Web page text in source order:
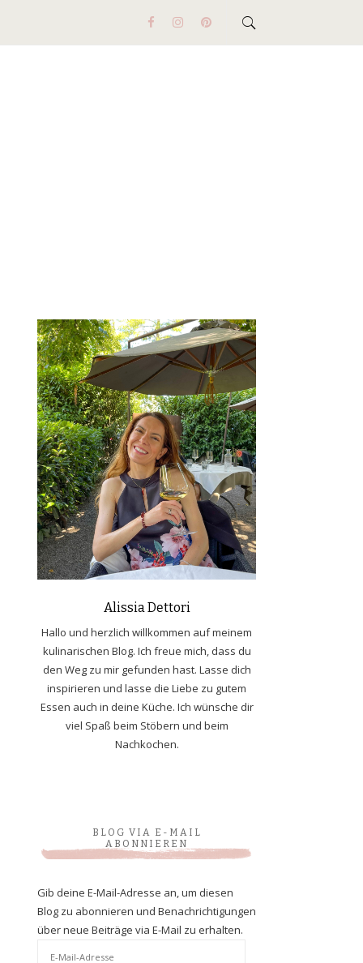
Alissia Dettori
Hallo und herzlich willkommen auf meinem
kulinarischen Blog. Ich freue mich, dass du
den Weg zu mir gefunden hast. Lasse dich
inspirieren und lasse die Liebe zu gutem
Essen auch in deine Küche. Ich wünsche dir
viel Spaß beim Stöbern und beim
Nachkochen.
BLOG VIA E-MAIL
ABONNIEREN
Gib deine E-Mail-Adresse an, um diesen
Blog zu abonnieren und Benachrichtigungen
über neue Beiträge via E-Mail zu erhalten.